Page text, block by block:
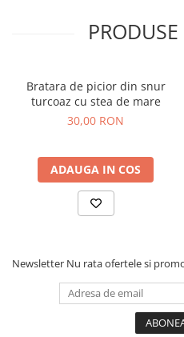
Bratara de picior din snur
turcoaz cu stea de mare
30,00 RON
ADAUGA IN COS
Newsletter Nu rata ofertele si